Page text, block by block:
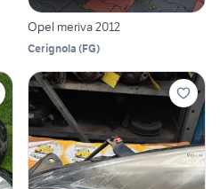
Opel meriva 2012
Cerignola (FG)